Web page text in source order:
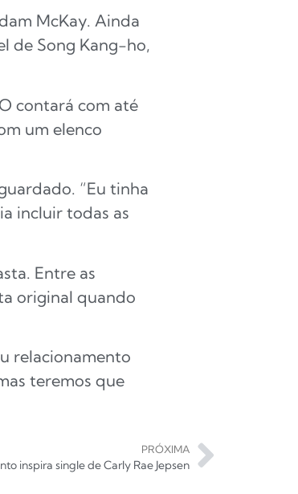
McKay. Ainda
de Song Kang-ho,
contará com até
um elenco
“Eu tinha
incluir todas as
Entre as
original quando
relacionamento
teremos que
PRÓXIMA
inspira single de Carly Rae Jepsen